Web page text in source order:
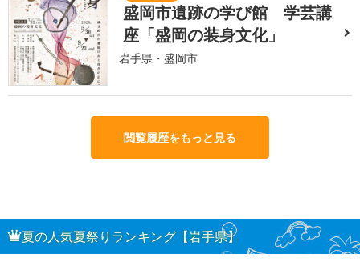
盛岡市遺跡の学び館 学芸講
座「盛岡の装身文化」
岩手県・盛岡市
閲覧履歴をもっと見る
夏の人気夏祭りランキング【岩手県】